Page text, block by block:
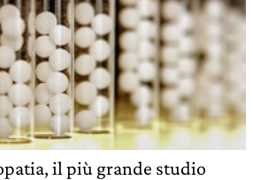
il più grande studio